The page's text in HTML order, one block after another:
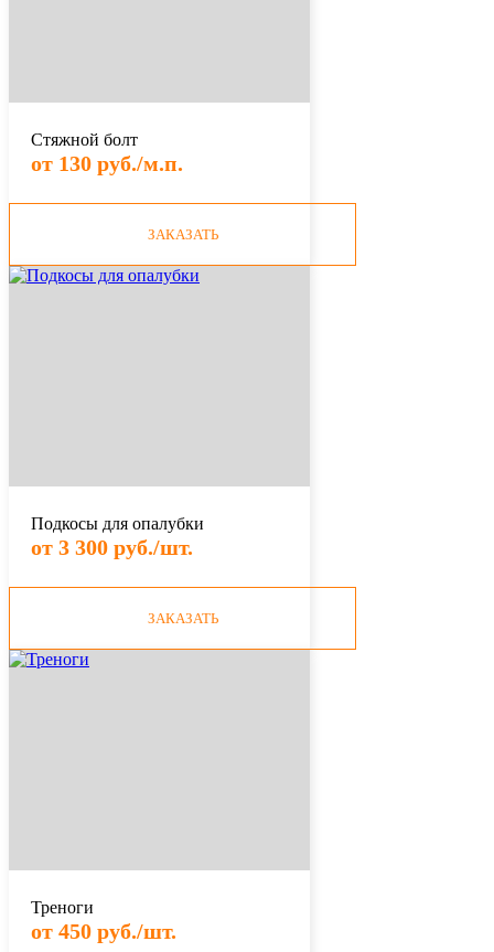
Стяжной болт
от 130 руб./м.п.
ЗАКАЗАТЬ
Подкосы для опалубки
от 3 300 руб./шт.
ЗАКАЗАТЬ
Треноги
от 450 руб./шт.